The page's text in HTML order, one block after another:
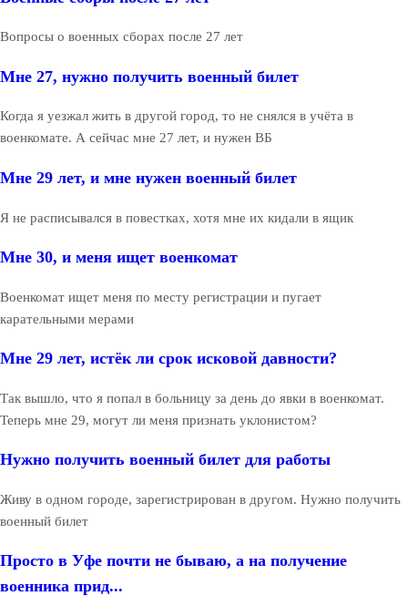
Вопросы о военных сборах после 27 лет
Мне 27, нужно получить военный билет
Когда я уезжал жить в другой город, то не снялся в учёта в
военкомате. А сейчас мне 27 лет, и нужен ВБ
Мне 29 лет, и мне нужен военный билет
Я не расписывался в повестках, хотя мне их кидали в ящик
Мне 30, и меня ищет военкомат
Военкомат ищет меня по месту регистрации и пугает
карательными мерами
Мне 29 лет, истёк ли срок исковой давности?
Так вышло, что я попал в больницу за день до явки в военкомат.
Теперь мне 29, могут ли меня признать уклонистом?
Нужно получить военный билет для работы
Живу в одном городе, зарегистрирован в другом. Нужно получить
военный билет
Просто в Уфе почти не бываю, а на получение
военника прид...